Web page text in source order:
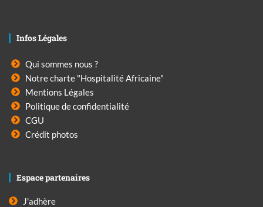
Infos Légales
Qui sommes nous ?
Notre charte "Hospitalité Africaine"
Mentions Légales
Politique de confidentialité
CGU
Crédit photos
Espace partenaires
J'adhère